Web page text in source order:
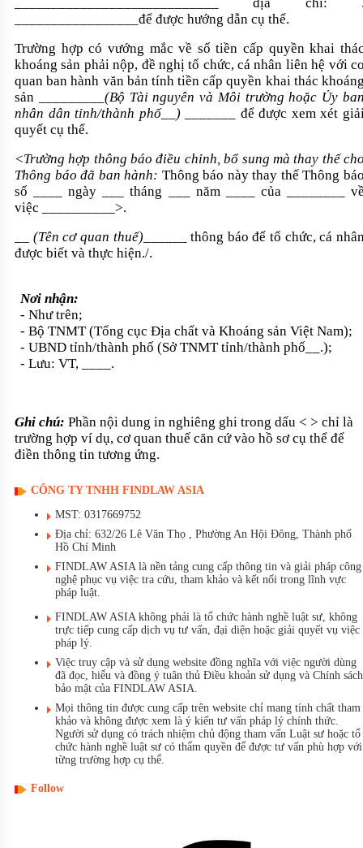
____________________________ địa chỉ:
_________________để được hướng dẫn cụ thể.
Trường hợp có vướng mắc về số tiền cấp quyền khai
khoáng sản phải nộp, đề nghị tổ chức, cá nhân liên hệ với
quan ban hành văn bản tính tiền cấp quyền khai thác
sản _________ (Bộ Tài nguyên và Môi trường hoặc Ủy
nhân dân tỉnh/thành phố__) _______
để được xem xét
quyết cụ thể.
<Trường hợp thông báo điều chỉnh, bổ sung mà thay thế
Thông báo đã ban hành: Thông báo này thay thế Thông
số ____ ngày ___ tháng ___ năm ____ của ________
việc __________>.
(Tên cơ quan thuế)______ thông báo để tổ chức, cá
được biết và thực hiện./.
Nơi nhận:
- Như trên;
- Bộ TNMT (Tổng cục Địa chất và Khoáng sản Việt Nam);
- UBND tỉnh/thành phố (Sở TNMT tỉnh/thành phố__.);
- Lưu: VT, ____.
Ghi chú: Phần nội dung in nghiêng ghi trong dấu < > chỉ là
trường hợp ví dụ, cơ quan thuế căn cứ vào hồ sơ cụ thể để
điền thông tin tương ứng.
CÔNG TY TNHH FINDLAW ASIA
MST: 0317669752
Địa chỉ: 632/26 Lê Văn Thọ , Phường An Hội Đông, Thành phố
Hồ Chí Minh
FINDLAW ASIA là nền tảng cung cấp thông tin và giải pháp công
nghệ phục vụ việc tra cứu, tham khảo và kết nối trong lĩnh vực
pháp luật.
FINDLAW ASIA không phải là tổ chức hành nghề luật sư, không
trực tiếp cung cấp dịch vụ tư vấn, đại diện hoặc giải quyết vụ việc
pháp lý.
Việc truy cập và sử dụng website đồng nghĩa với việc người dùng
đã đọc, hiểu và đồng ý tuân thủ Điều khoản sử dụng và Chính sách
bảo mật của FINDLAW ASIA.
Mọi thông tin được cung cấp trên website chỉ mang tính chất tham
khảo và không được xem là ý kiến tư vấn pháp lý chính thức.
Người sử dụng có trách nhiệm chủ động tham vấn Luật sư hoặc tổ
chức hành nghề luật sư có thẩm quyền để được tư vấn phù hợp với
từng trường hợp cụ thể.
Follow